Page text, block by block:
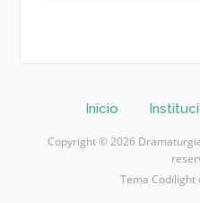
Inicio
Copyright © 2026
Tema Codilight